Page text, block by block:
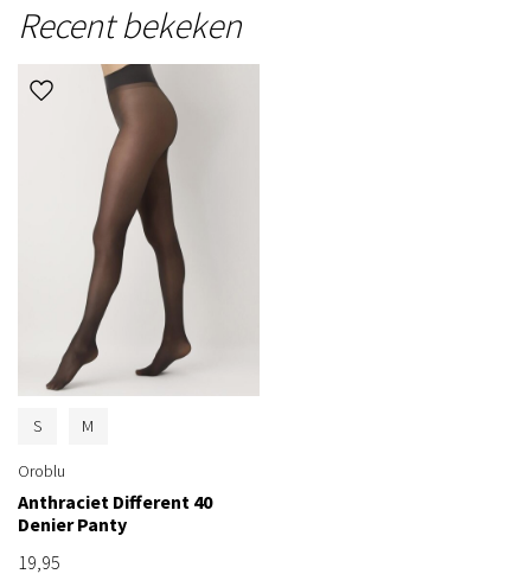
Recent bekeken
S M
Oroblu
Anthraciet Different 40
Denier Panty
19,95